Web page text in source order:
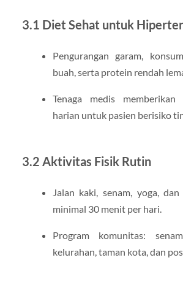
3.1 Diet Sehat untuk
Pengurangan garam,
buah, serta protein rendah
Tenaga medis memberikan
harian untuk pasien berisiko
3.2 Aktivitas Fisik Rutin
Jalan kaki, senam, yoga,
minimal 30 menit per hari.
Program komunitas:
kelurahan, taman kota, dan